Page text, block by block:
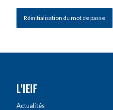
Réinitialisation du mot de passe
L’IEIF
Actualités